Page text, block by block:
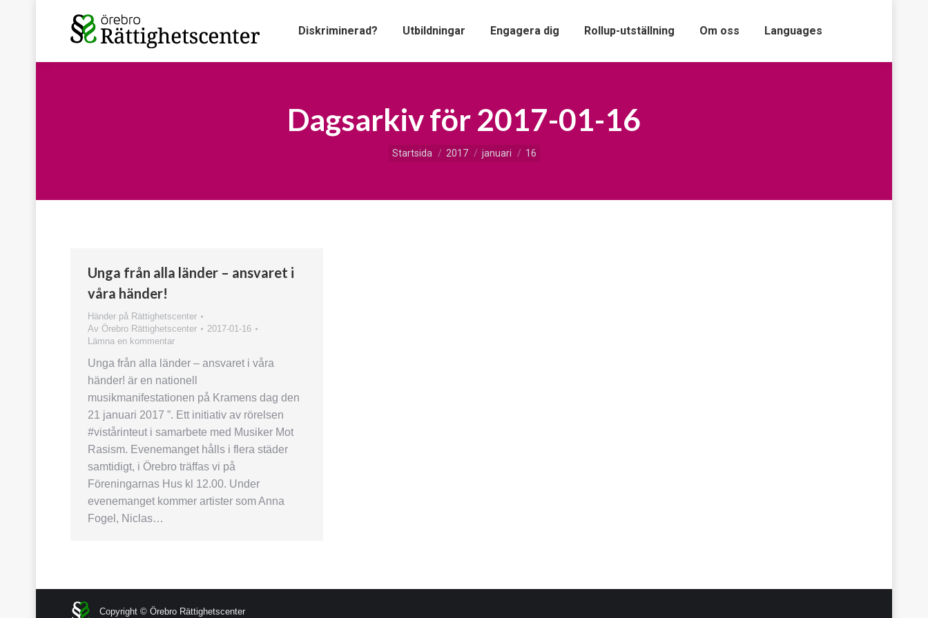
Diskriminerad? Utbildningar Engagera dig Rollup-utställning Om oss Languages
Dagsarkiv för2017-01-16
Du är här:
Startsida 2017 januari 16
Unga från alla länder – ansvaret i
våra händer!
Händer på Rättighetscenter
Av Örebro Rättighetscenter
2017-01-16
Lämna en kommentar
Unga från alla länder – ansvaret i våra
händer! är en nationell
musikmanifestationen på Kramens dag den
21 januari 2017 ”. Ett initiativ av rörelsen
#vistårinteut i samarbete med Musiker Mot
Rasism. Evenemanget hålls i flera städer
samtidigt, i Örebro träffas vi på
Föreningarnas Hus kl 12.00. Under
evenemanget kommer artister som Anna
Fogel, Niclas…
Copyright © Örebro Rättighetscenter